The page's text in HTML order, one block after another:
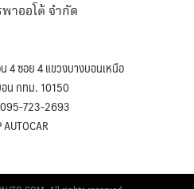
าออโต้ จำกัด
4 ซอย 4 แขวงบางบอนเหนือ
น กทม. 10150
095-723-2693
AUTOCAR